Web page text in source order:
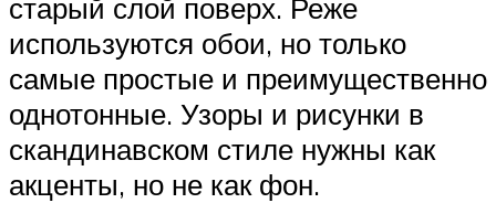
старый слой поверх. Реже
используются обои, но только
самые простые и преимущественно
однотонные. Узоры и рисунки в
скандинавском стиле нужны как
акценты, но не как фон.